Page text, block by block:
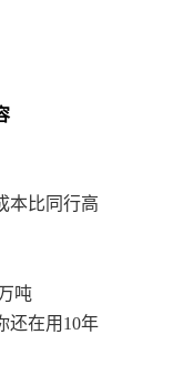
本比同行高
吨
还在用10年